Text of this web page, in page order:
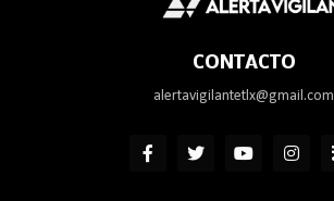
CONTACTO
alertavigilantetlx@gmail.com